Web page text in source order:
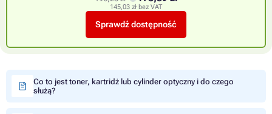
145,03 zł bez VAT
Sprawdź dostępność
Co to jest toner, kartridż lub cylinder optyczny i do czego
służą?